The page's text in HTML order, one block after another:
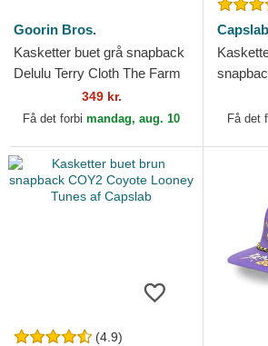
Goorin Bros.
Kasketter buet grå snapback
Delulu Terry Cloth The Farm
Goorin Bros.349 kr.
Få det forbi mandag, aug. 10
Capslab
Coyote
Capslab
Få det
(4.9)